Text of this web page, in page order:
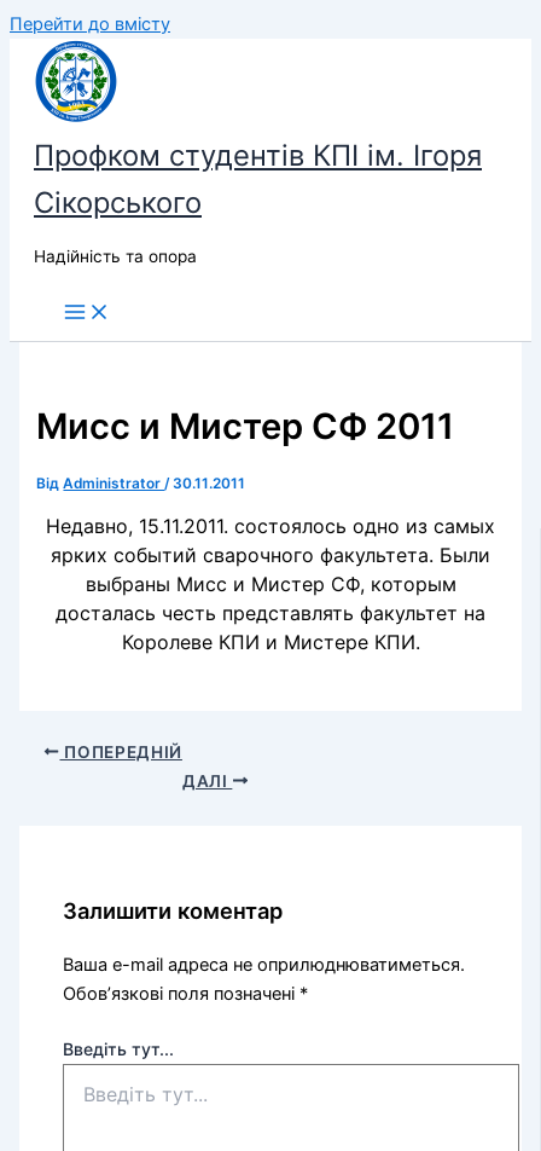
Перейти до вмісту
Профком студентів КПІ ім. Ігоря
Сікорського
Надійність та опора
Мисс и Мистер CФ 2011
ВідAdministrator/30.11.2011
Недавно, 15.11.2011. состоялось одно из самых
ярких событий сварочного факультета. Были
выбраны Мисс и Мистер СФ, которым
досталась честь представлять факультет на
Королеве КПИ и Мистере КПИ.
ПОПЕРЕДНІЙ
ДАЛІ
Залишити коментар
Ваша e-mail адреса не оприлюднюватиметься.
Обов’язкові поля позначені *
Введіть тут...